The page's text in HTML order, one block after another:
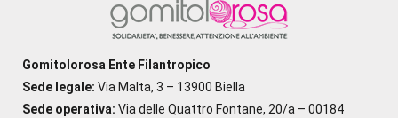
Gomitolorosa Ente Filantropico
Sede legale: Via Malta, 3 – 13900 Biella
Sede operativa: Via delle Quattro Fontane, 20/a – 00184